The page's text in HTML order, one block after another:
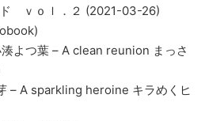
ｖｏｌ．２ (2021-03-26)
よつ葉 – A clean reunion まっさ
– A sparkling heroine キラめくヒ